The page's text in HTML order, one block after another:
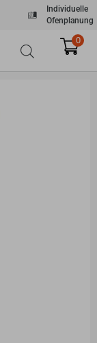
Individuelle
Ofenplanung
0